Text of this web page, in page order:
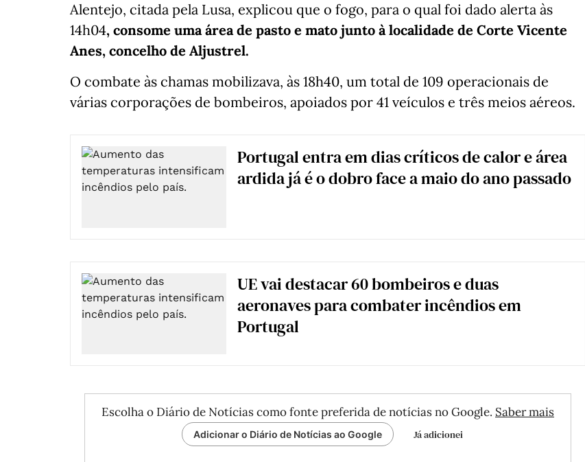
Alentejo, citada pela Lusa, explicou que o fogo, para o qual foi dado alerta às
14h04, consome uma área de pasto e mato junto à localidade de Corte Vicente
Anes, concelho de Aljustrel.
O combate às chamas mobilizava, às 18h40, um total de 109 operacionais de
várias corporações de bombeiros, apoiados por 41 veículos e três meios aéreos.
Portugal entra em dias críticos de calor e área
ardida já é o dobro face a maio do ano passado
UE vai destacar 60 bombeiros e duas
aeronaves para combater incêndios em
Portugal
Escolha o Diário de Notícias como fonte preferida de notícias no Google. Saber mais
Adicionar o Diário de Notícias ao Google Já adicionei